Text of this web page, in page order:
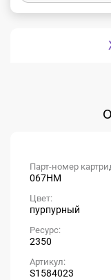
Парт-номер
067HM
Цвет:
пурпурный
Ресурс:
2350
Артикул:
S1584023